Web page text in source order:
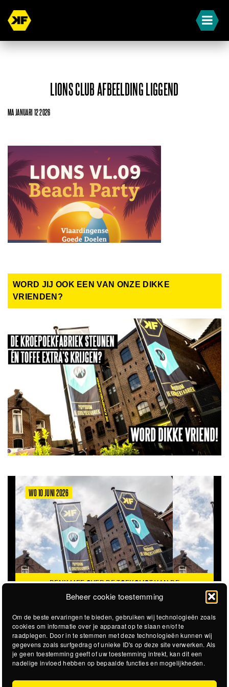
Beheer cookie toestemming
Om de beste ervaringen te bieden, gebruiken wij technologieën zoals
cookies om informatie over je apparaat op te slaan en/of te
raadplegen. Door in te stemmen met deze technologieën kunnen wij
gegevens zoals surfgedrag of unieke ID's op deze site verwerken. Als
je geen toestemming geeft of uw toestemming intrekt, kan dit een
nadelige invloed hebben op bepaalde functies en mogelijkheden.
LIONS CLUB AFBEELDING LIGGEND
MA JANUARI 12 2026
WORD JIJ OOK EEN VAN ONZE DIKKE
VRIENDEN?
WO 10 JUNI 2026
DENK MEE OVER DE TOEKOMST VAN DE
KROEPOEKFABRIEK